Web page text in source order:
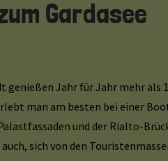
Gardasee
genießen Jahr für Jahr mehr als
man am besten bei einer
und der Rialto-
sich von den